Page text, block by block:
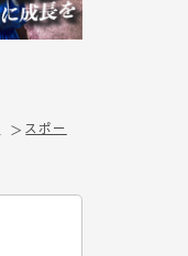
スポー